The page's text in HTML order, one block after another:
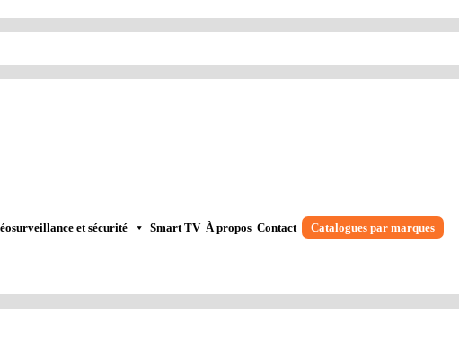
et sécurité Smart TV À propos Contact Catalogues par marques